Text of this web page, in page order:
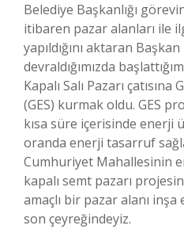
Belediye Başkanlığı
itibaren pazar alanları ile
yapıldığını aktaran
devraldığımızda
Kapalı Salı Pazarı
(GES) kurmak oldu. GES
kısa süre içerisinde enerji
oranda enerji tasarruf
Cumhuriyet Mahallesinin
kapalı semt pazarı
amaçlı bir pazar alanı
son çeyreğindeyiz.